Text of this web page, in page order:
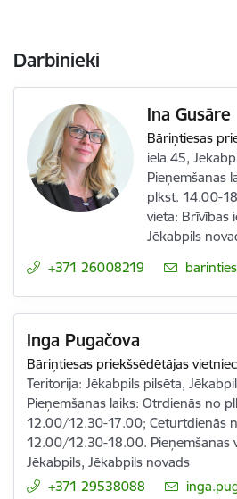
Darbinieki
Ina Gusāre
Bāriņtiesas
iela 45,
Pieņemšanas
plkst. 14.00-
vieta: Brīvības
Jēkabpils
+371 26008219
E-pasts:
Inga Pugačova
Bāriņtiesas priekšsēdētājas
Teritorija: Jēkabpils pilsēta,
Pieņemšanas laiks: Otrdienās no
12.00/12.30-17.00; Ceturtdienās
12.00/12.30-18.00. Pieņemšanas
Jēkabpils, Jēkabpils novads
+371 29538088
E-pasts: